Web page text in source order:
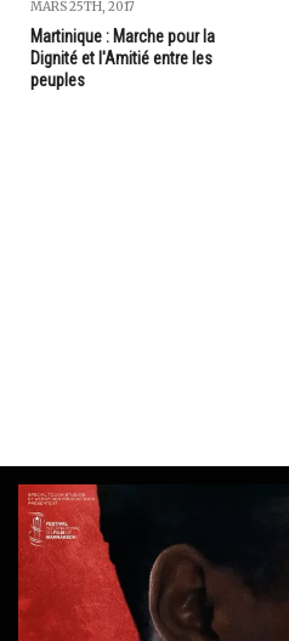
MARS 25TH, 2017
Martinique : Marche pour la
Dignité et l'Amitié entre les
peuples